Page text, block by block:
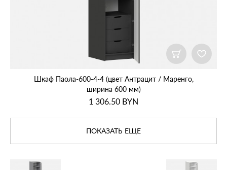
Шкаф Паола‑600‑4‑4 (цвет Антрацит / Маренго,
ширина 600 мм)
1 306.50 BYN
ПОКАЗАТЬ ЕЩЕ